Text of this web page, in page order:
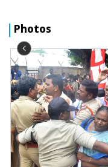
Photos